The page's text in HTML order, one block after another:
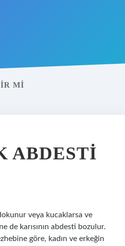
MI
ABDESTI
veya kucaklarsa ve
de karısının abdesti bozulur.
göre, kadın ve erkeğin